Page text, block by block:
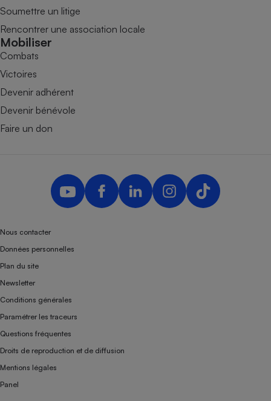
Soumettre un litige
Rencontrer une association locale
Mobiliser
Combats
Victoires
Devenir adhérent
Devenir bénévole
Faire un don
Nous contacter
Données personnelles
Plan du site
Newsletter
Conditions générales
Paramétrer les traceurs
Questions fréquentes
Droits de reproduction et de diffusion
Mentions légales
Panel